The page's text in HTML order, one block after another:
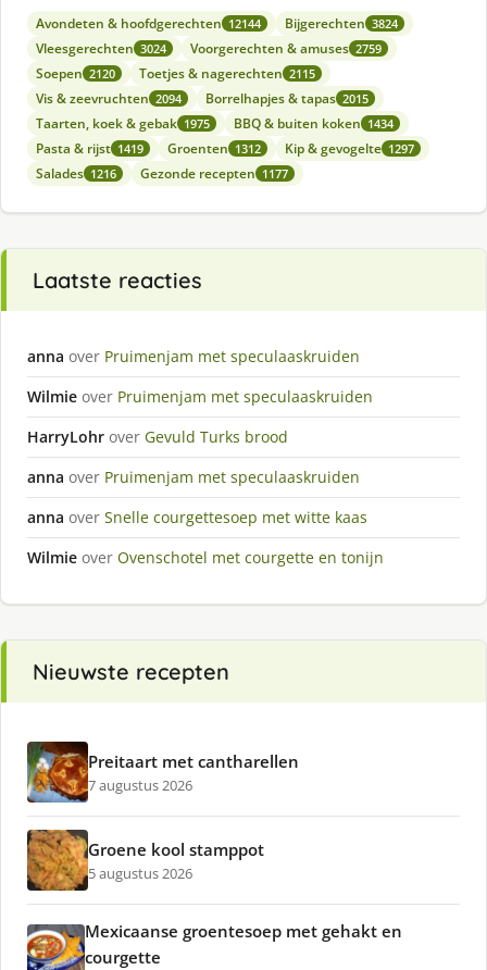
Avondeten & hoofdgerechten 12144 Bijgerechten 3824
Vleesgerechten 3024 Voorgerechten & amuses 2759
Soepen 2120 Toetjes & nagerechten 2115
Vis & zeevruchten 2094 Borrelhapjes & tapas 2015
Taarten, koek & gebak 1975 BBQ & buiten koken 1434
Pasta & rijst 1419 Groenten 1312 Kip & gevogelte 1297
Salades 1216 Gezonde recepten 1177
Laatste reacties
anna over Pruimenjam met speculaaskruiden
Wilmie over Pruimenjam met speculaaskruiden
HarryLohr over Gevuld Turks brood
anna over Pruimenjam met speculaaskruiden
anna over Snelle courgettesoep met witte kaas
Wilmie over Ovenschotel met courgette en tonijn
Nieuwste recepten
Preitaart met cantharellen
7 augustus 2026
Groene kool stamppot
5 augustus 2026
Mexicaanse groentesoep met gehakt en
courgette